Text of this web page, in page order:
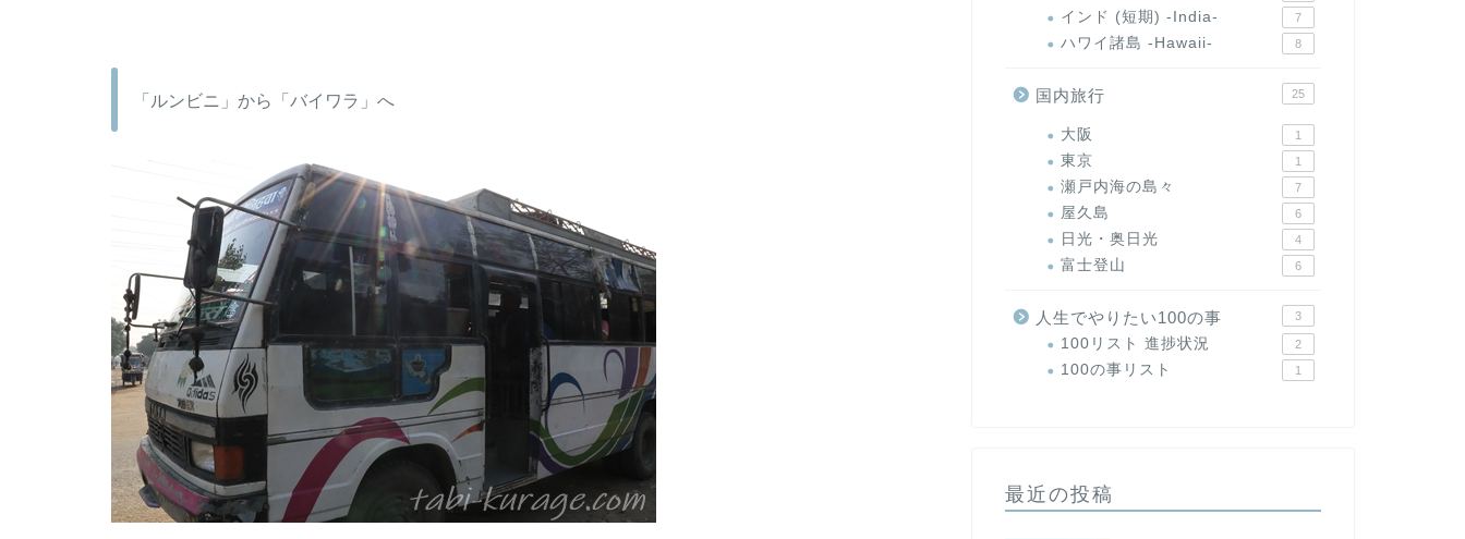
「ルンビニ」から「バイワラ」へ
インド (短期) -India- 7
ハワイ諸島 -Hawaii- 8
国内旅行 25
大阪 1
東京 1
瀬戸内海の島々 7
屋久島 6
日光・奥日光 4
富士登山 6
人生でやりたい100の事 3
100リスト 進捗状況 2
100の事リスト 1
最近の投稿